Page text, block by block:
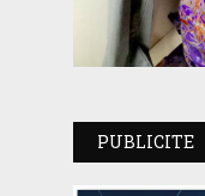
PUBLICITE